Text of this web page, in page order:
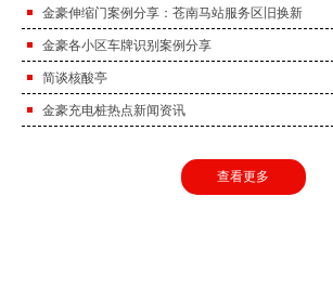
金豪伸缩门案例分享：苍南马站服务区旧换新
金豪各小区车牌识别案例分享
简谈核酸亭
金豪充电桩热点新闻资讯
查看更多